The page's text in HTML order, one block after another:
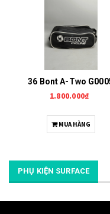
36 Bont A-Two
1.800.000₫
MUA HÀNG
PHỤ KIỆN SURFACE